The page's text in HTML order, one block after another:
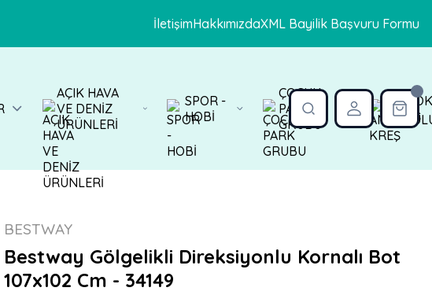
İletişimHakkımızdaXML Bayilik Başvuru Formu
AÇIK HAVA
VE DENİZ
ÜRÜNLERİ
SPOR -
HOBİ
ÇOCUK
PARK
GRUBU
KREŞ
BESTWAY
Bestway Gölgelikli Direksiyonlu Kornalı Bot
107x102 Cm - 34149